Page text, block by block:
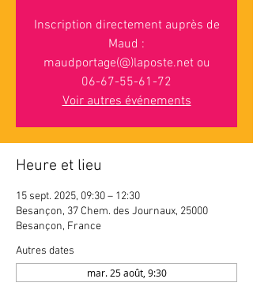
Inscription directement auprès de
Maud :
maudportage(@)laposte.net ou
06-67-55-61-72
Voir autres événements
Heure et lieu
15 sept. 2025, 09:30 – 12:30
Besançon, 37 Chem. des Journaux, 25000
Besançon, France
Autres dates
mar. 25 août, 9:30